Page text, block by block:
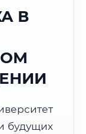
20:17
Тульская область
В
будущих